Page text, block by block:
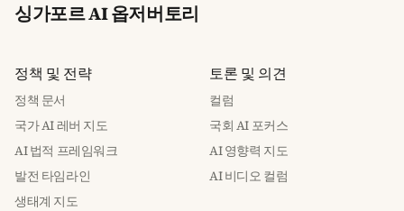
싱가포르 AI 옵저버토리
정책 및 전략
정책 문서
국가 AI 레버 지도
AI 법적 프레임워크
발전 타임라인
생태계 지도
토론 및 의견
컬럼
국회 AI 포커스
AI 영향력 지도
AI 비디오 컬럼